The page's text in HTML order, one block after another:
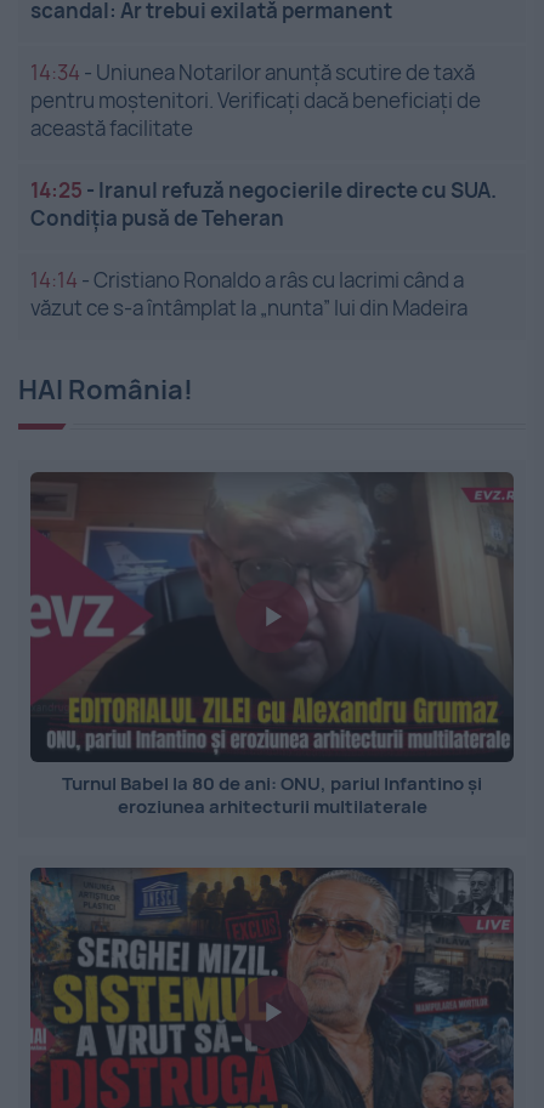
scandal: Ar trebui exilată permanent
14:34 - Uniunea Notarilor anunță scutire de taxă
pentru moștenitori. Verificați dacă beneficiați de
această facilitate
14:25 - Iranul refuză negocierile directe cu SUA.
Condiția pusă de Teheran
14:14 -Cristiano Ronaldo a râs cu lacrimi când a
văzut ce s-a întâmplat la „nunta” lui din Madeira
HAI România!
Turnul Babel la 80 de ani: ONU, pariul Infantino și
eroziunea arhitecturii multilaterale